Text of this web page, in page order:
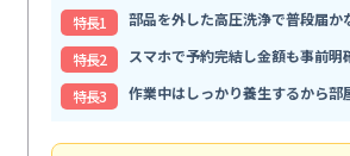
特⻑1
特⻑2
特⻑3